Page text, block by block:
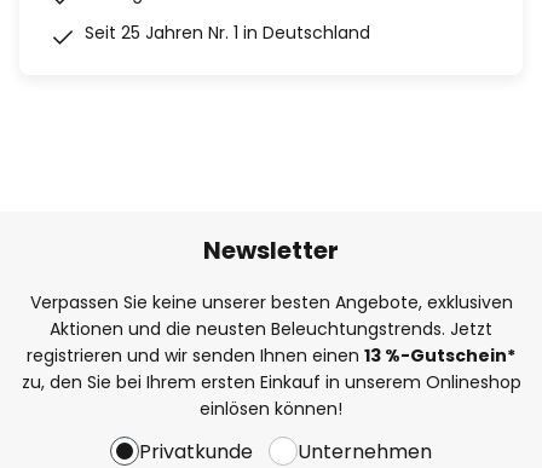
Seit 25 Jahren Nr. 1 in Deutschland
Newsletter
Verpassen Sie keine unserer besten Angebote, exklusiven
Aktionen und die neusten Beleuchtungstrends. Jetzt
registrieren und wir senden Ihnen einen 13 %-Gutschein*
zu, den Sie bei Ihrem ersten Einkauf in unserem Onlineshop
einlösen können!
Privatkunde Unternehmen